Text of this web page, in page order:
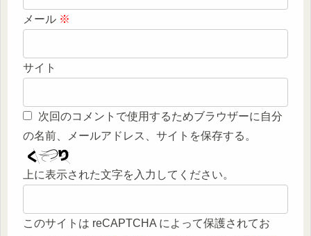
メール ※
サイト
次回のコメントで使用するためブラウザーに自分
の名前、メールアドレス、サイトを保存する。
上に表示された文字を入力してください。
このサイトは reCAPTCHA によって保護されてお